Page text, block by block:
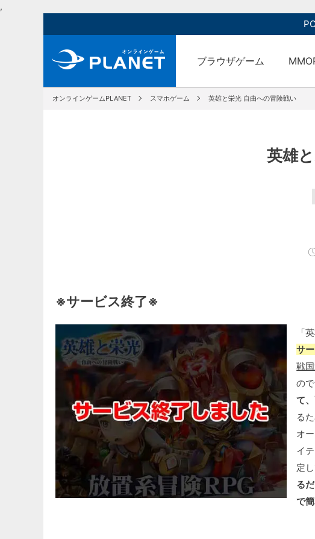
,
ブラウザゲーム
オンラインゲームPLANET スマホゲーム 英雄と栄光 自由への冒険戦い
英雄
※サービス終了※
「
サ
戦
の
て
る
オ
イ
定
る
で